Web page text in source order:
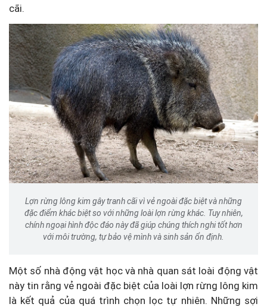
cãi.
Lợn rừng lông kim gây tranh cãi vì vẻ ngoài đặc biệt và những
đặc điểm khác biệt so với những loài lợn rừng khác. Tuy nhiên,
chính ngoại hình độc đáo này đã giúp chúng thích nghi tốt hơn
với môi trường, tự bảo vệ mình và sinh sản ổn định.
Một số nhà động vật học và nhà quan sát loài động vật
này tin rằng vẻ ngoài đặc biệt của loài lợn rừng lông kim
là kết quả của quá trình chọn lọc tự nhiên. Những sợi